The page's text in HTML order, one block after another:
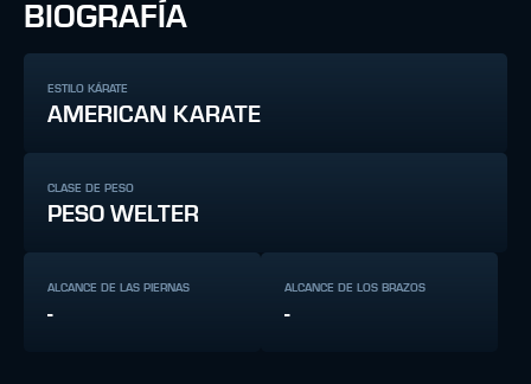
BIOGRAFÍA
ESTILO KÁRATE
AMERICAN KARATE
CLASE DE PESO
PESO WELTER
ALCANCE DE LAS PIERNAS
-
ALCANCE DE LOS BRAZOS
-